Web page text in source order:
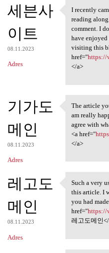
세븐사
이트
08.11.2023
Adres
I recently
I recently
reading
comment. I
have
visiting this
href="https://
</a>
기가도
메인
08.11.2023
Adres
The article
The article
am really
agree with
<a href="
</a>
레고도
메인
08.11.2023
Adres
Such a
Such a very
this article. I
you had
href="https://
레고도메인